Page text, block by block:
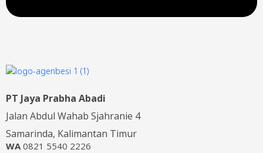
PT Jaya Prabha Abadi
Jalan Abdul Wahab Sjahranie 4
Samarinda, Kalimantan Timur
WA0821 5540 2226